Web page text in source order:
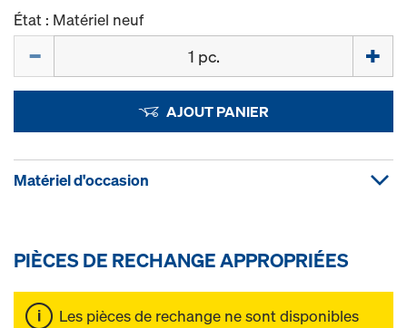
État : Matériel neuf
AJOUT PANIER
Matériel d'occasion
PIÈCES DE RECHANGE APPROPRIÉES
Les pièces de rechange ne sont disponibles